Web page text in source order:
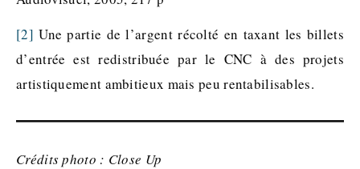
[2] Une partie de l’argent récolté en taxant les billets
d’entrée est redistribuée par le CNC à des projets
artistiquement ambitieux mais peu rentabilisables.
Crédits photo : Close Up